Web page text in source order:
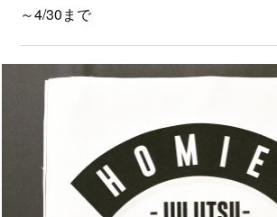
～4/30まで